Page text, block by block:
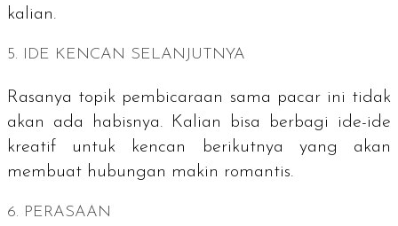
kalian.
5. IDE KENCAN SELANJUTNYA
Rasanya topik pembicaraan sama pacar ini tidak
akan ada habisnya. Kalian bisa berbagi ide-ide
kreatif untuk kencan berikutnya yang akan
membuat hubungan makin romantis.
6. PERASAAN